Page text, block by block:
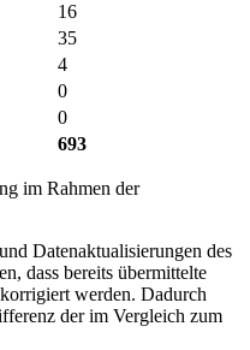
16
35
4
0
0
693
im Rahmen der
Datenaktualisierungen des
dass bereits übermittelte
werden. Dadurch
der im Vergleich zum